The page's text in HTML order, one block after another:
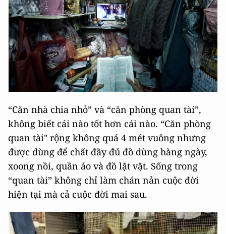
“Căn nhà chia nhỏ” và “căn phòng quan tài”,
không biết cái nào tốt hơn cái nào. “Căn phòng
quan tài" rộng không quá 4 mét vuông nhưng
được dùng để chất đầy đủ đồ dùng hàng ngày,
xoong nồi, quần áo và đồ lặt vặt. Sống trong
“quan tài” không chỉ làm chán nản cuộc đời
hiện tại mà cả cuộc đời mai sau.